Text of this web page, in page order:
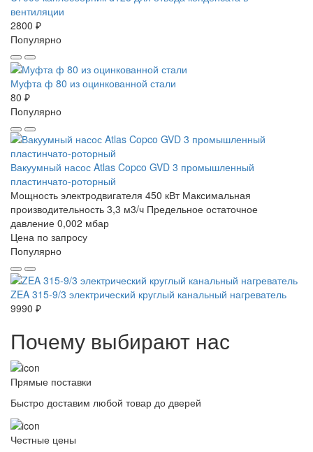
вентиляции
2800 ₽
Популярно
Муфта ф 80 из оцинкованной стали
80 ₽
Популярно
Вакуумный насос Atlas Copco GVD 3 промышленный
пластинчато-роторный
Мощность электродвигателя 450 кВт Максимальная
производительность 3,3 м3/ч Предельное остаточное
давление 0,002 мбар
Цена по запросу
Популярно
ZEA 315-9/3 электрический круглый канальный нагреватель
9990 ₽
Почему выбирают нас
Прямые поставки
Быстро доставим любой товар до дверей
Честные цены